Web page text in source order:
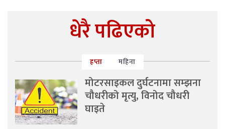
धेरै पढिएको
हप्ता महिना
मोटरसाइकल दुर्घटनामा सम्झना
चौधरीको मृत्यु, विनोद चौधरी
घाइते